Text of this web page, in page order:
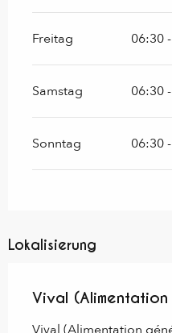
Freitag 06:30
Samstag 06:30
Sonntag 06:30
Lokalisierung
Vival